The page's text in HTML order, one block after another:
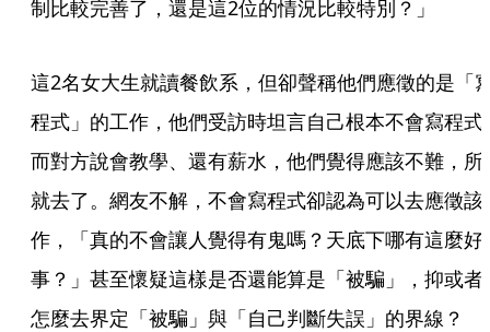
制比較完善了，還是這2位的情況比較特別？」
這2名女大生就讀餐飲系，但卻聲稱他們應徵的是「
程式」的工作，他們受訪時坦言自己根本不會寫程式
而對方說會教學、還有薪水，他們覺得應該不難，所
就去了。網友不解，不會寫程式卻認為可以去應徵該
作，「真的不會讓人覺得有鬼嗎？天底下哪有這麼好
事？」甚至懷疑這樣是否還能算是「被騙」，抑或者
怎麼去界定「被騙」與「自己判斷失誤」的界線？